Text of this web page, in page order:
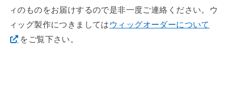
ィのものをお届けするので是非一度ご連絡ください。ウ
ィッグ製作につきましては ウィッグオーダーについて
をご覧下さい。